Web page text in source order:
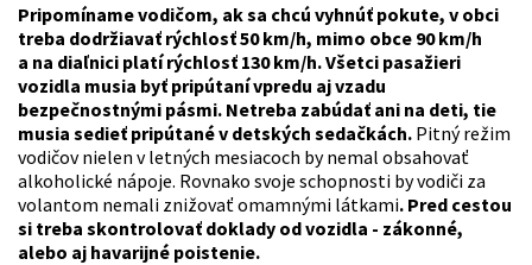
Pripomíname vodičom, ak sa chcú vyhnúť pokute, v obci
treba dodržiavať rýchlosť 50 km/h, mimo obce 90 km/h
a na diaľnici platí rýchlosť 130 km/h. Všetci pasažieri
vozidla musia byť pripútaní vpredu aj vzadu
bezpečnostnými pásmi. Netreba zabúdať ani na deti, tie
musia sedieť pripútané v detských sedačkách. Pitný režim
vodičov nielen v letných mesiacoch by nemal obsahovať
alkoholické nápoje. Rovnako svoje schopnosti by vodiči za
volantom nemali znižovať omamnými látkami. Pred cestou
si treba skontrolovať doklady od vozidla - zákonné,
alebo aj havarijné poistenie.